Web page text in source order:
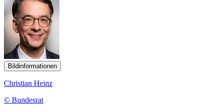
Bildinformationen
Christian Heinz
© Bundesrat